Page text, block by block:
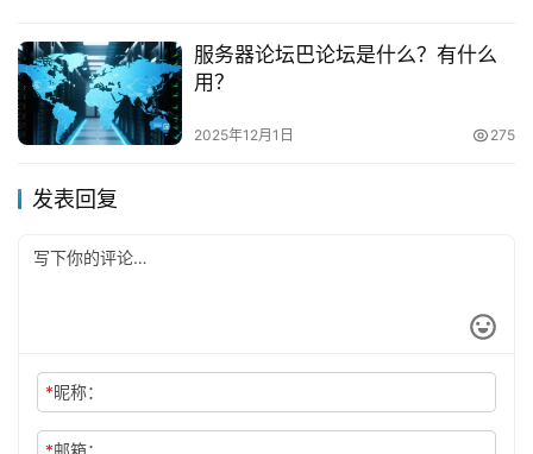
服务器论坛巴论坛是什么？有什么
用？
2025年12月1日 275
发表回复
*昵称：
*邮箱：